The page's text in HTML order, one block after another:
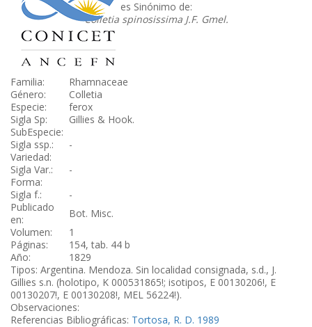
es Sinónimo de:
Colletia spinosissima J.F. Gmel.
Familia:
Rhamnaceae
Género:
Colletia
Especie:
ferox
Sigla Sp:
Gillies & Hook.
SubEspecie:
Sigla ssp.:
-
Variedad:
Sigla Var.:
-
Forma:
Sigla f.:
-
Publicado
en:
Bot. Misc.
Volumen:
1
Páginas:
154, tab. 44 b
Año:
1829
Tipos: Argentina. Mendoza. Sin localidad consignada, s.d., J.
Gillies s.n. (holotipo, K 000531865!; isotipos, E 00130206!, E
00130207!, E 00130208!, MEL 56224!).
Observaciones:
Referencias Bibliográficas: Tortosa, R. D. 1989